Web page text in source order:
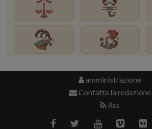
amministrazione
Contatta la redazione
Rss